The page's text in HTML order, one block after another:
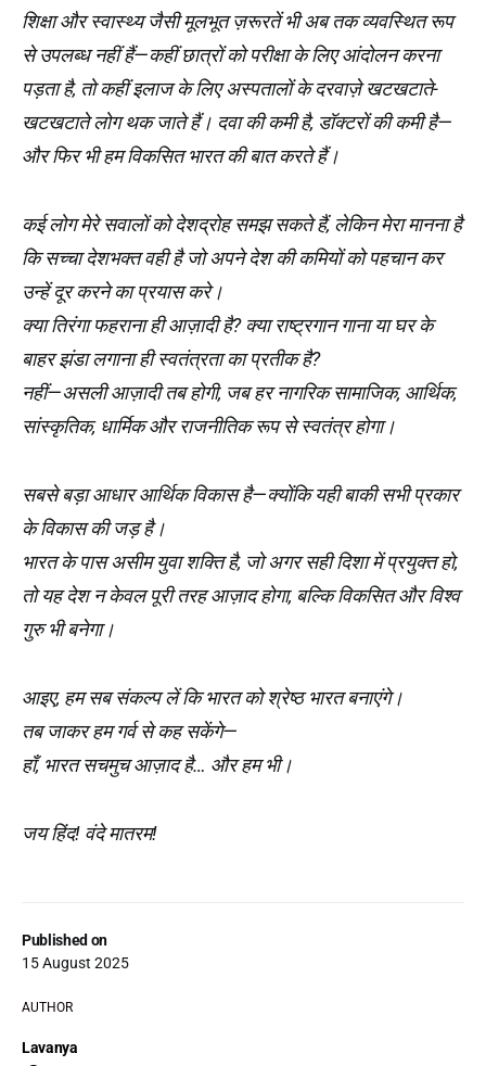
Published on
15 August 2025
AUTHOR
Lavanya
शिक्षा और स्वास्थ्य जैसी मूलभूत ज़रूरतें भी अब तक व्यवस्थित रूप
से उपलब्ध नहीं हैं—कहीं छात्रों को परीक्षा के लिए आंदोलन करना
पड़ता है, तो कहीं इलाज के लिए अस्पतालों के दरवाज़े खटखटाते-
खटखटाते लोग थक जाते हैं। दवा की कमी है, डॉक्टरों की कमी है—
और फिर भी हम विकसित भारत की बात करते हैं।
कई लोग मेरे सवालों को देशद्रोह समझ सकते हैं, लेकिन मेरा मानना है
कि सच्चा देशभक्त वही है जो अपने देश की कमियों को पहचान कर
उन्हें दूर करने का प्रयास करे।
क्या तिरंगा फहराना ही आज़ादी है? क्या राष्ट्रगान गाना या घर के
बाहर झंडा लगाना ही स्वतंत्रता का प्रतीक है?
नहीं—असली आज़ादी तब होगी, जब हर नागरिक सामाजिक, आर्थिक,
सांस्कृतिक, धार्मिक और राजनीतिक रूप से स्वतंत्र होगा।
सबसे बड़ा आधार आर्थिक विकास है—क्योंकि यही बाकी सभी प्रकार
के विकास की जड़ है।
भारत के पास असीम युवा शक्ति है, जो अगर सही दिशा में प्रयुक्त हो,
तो यह देश न केवल पूरी तरह आज़ाद होगा, बल्कि विकसित और विश्व
गुरु भी बनेगा।
आइए, हम सब संकल्प लें कि भारत को श्रेष्ठ भारत बनाएंगे।
तब जाकर हम गर्व से कह सकेंगे—
हाँ, भारत सचमुच आज़ाद है… और हम भी।
जय हिंद! वंदे मातरम!